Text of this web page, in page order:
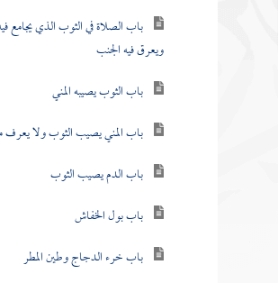
باب الصلاة في الثوب الذي يجامع
ويعرق فيه الجنب
باب الثوب يصيبه المني
باب المني يصيب الثوب ولا يعرف
باب الدم يصيب الثوب
باب بول الخفاش
باب خرء الدجاج وطين المطر